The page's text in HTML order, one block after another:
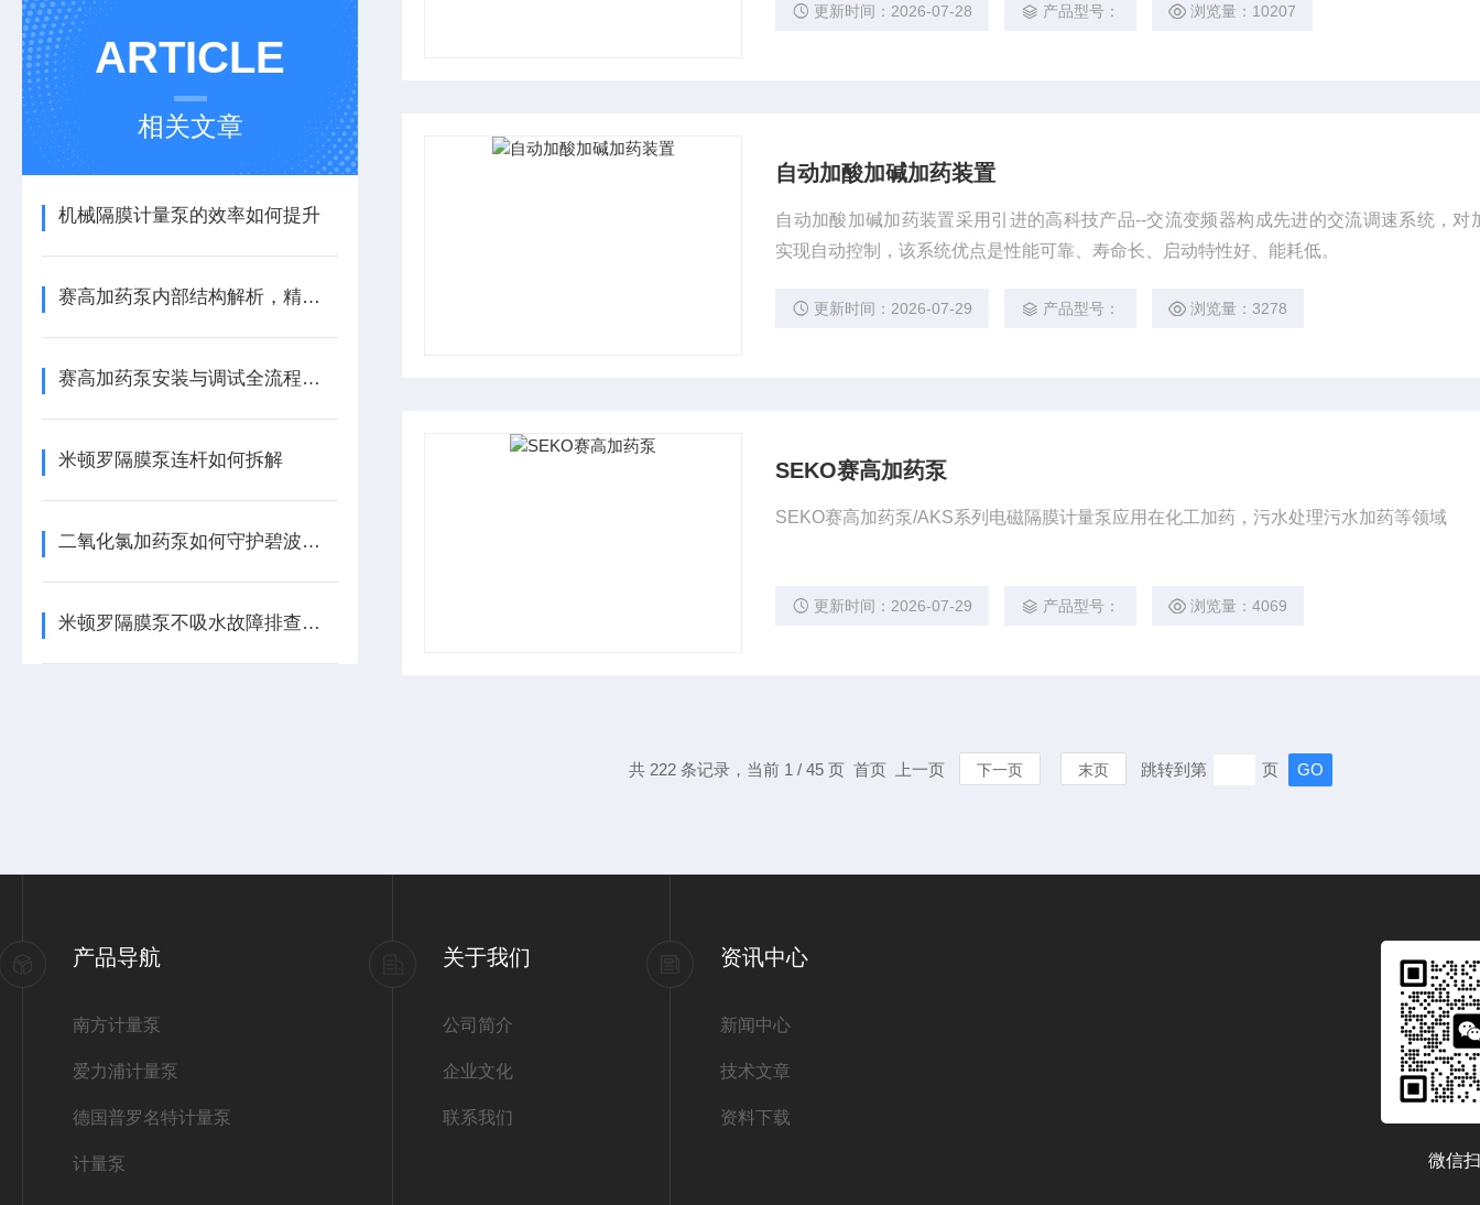
ARTICLE
相关文章
机械隔膜计量泵的效率如何提升
赛高加药泵内部结构解析，精准计量的机械心脏
赛高加药泵安装与调试全流程指南
米顿罗隔膜泵连杆如何拆解
二氧化氯加药泵如何守护碧波安全
米顿罗隔膜泵不吸水故障排查与解决方案
更新时间：2026-07-28 产品型号： 浏览量：10207
自动加酸加碱加药装置
自动加酸加碱加药装置采用引进的高科技产品--交流变频器构成先进的交流调速系统，对
实现自动控制，该系统优点是性能可靠、寿命长、启动特性好、能耗低。
更新时间：2026-07-29 产品型号： 浏览量：3278
SEKO赛高加药泵
SEKO赛高加药泵/AKS系列电磁隔膜计量泵应用在化工加药，污水处理污水加药等领域
更新时间：2026-07-29 产品型号： 浏览量：4069
共 222 条记录，当前 1 / 45 页 首页 上一页 下一页 末页 跳转到第 页
产品导航
南方计量泵
爱力浦计量泵
德国普罗名特计量泵
计量泵
关于我们
公司简介
企业文化
联系我们
资讯中心
新闻中心
技术文章
资料下载
微信